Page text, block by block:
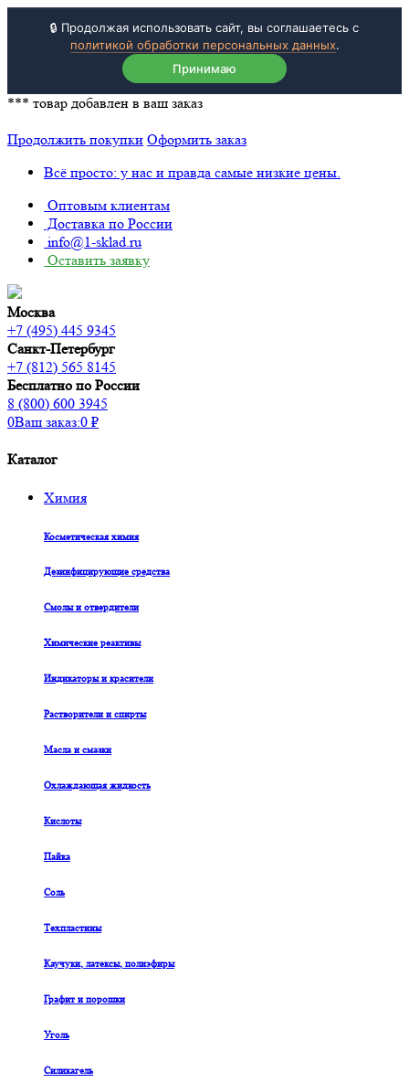
🔒 Продолжая использовать сайт, вы соглашаетесь с
политикой обработки персональных данных.
Принимаю
*** товар добавлен в ваш заказ
Продолжить покупки Оформить заказ
Всё просто: у нас и правда самые низкие цены.
Оптовым клиентам
Доставка по России
info@1-sklad.ru
Оставить заявку
Москва
+7 (495) 445 9345
Санкт-Петербург
+7 (812) 565 8145
Бесплатно по России
8 (800) 600 3945
0Ваш заказ:0 ₽
Каталог
Химия
Косметическая химия
Дезинфицирующие средства
Смолы и отвердители
Химические реактивы
Индикаторы и красители
Растворители и спирты
Масла и смазки
Охлаждающая жидкость
Кислоты
Пайка
Соль
Техпластины
Каучуки, латексы, полиэфиры
Графит и порошки
Уголь
Силикагель